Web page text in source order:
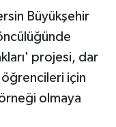
Büyükşehir
projesi, dar
için
olmaya